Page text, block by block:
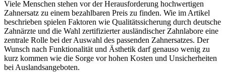
Viele Menschen stehen vor der Herausforderung hochwertigen
Zahnersatz zu einem bezahlbaren Preis zu finden. Wie im Artikel
beschrieben spielen Faktoren wie Qualitätssicherung durch deutsche
Zahnärzte und die Wahl zertifizierter ausländischer Zahnlabore eine
zentrale Rolle bei der Auswahl des passenden Zahnersatzes. Der
Wunsch nach Funktionalität und Ästhetik darf genauso wenig zu
kurz kommen wie die Sorge vor hohen Kosten und Unsicherheiten
bei Auslandsangeboten.